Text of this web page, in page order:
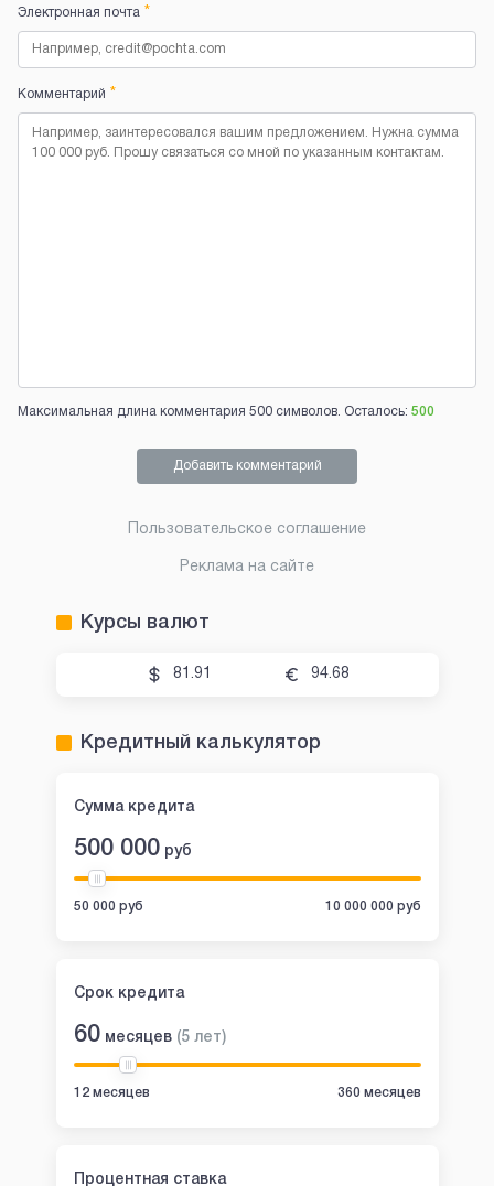
Электронная почта *
Комментарий *
Максимальная длина комментария 500 символов. Осталось: 500
Добавить комментарий
Пользовательское соглашение
Реклама на сайте
Курсы валют
81.91 94.68
Кредитный калькулятор
Сумма кредита
500 000 руб
50 000 руб 10 000 000 руб
Срок кредита
60 месяцев (5 лет)
12 месяцев 360 месяцев
Процентная ставка